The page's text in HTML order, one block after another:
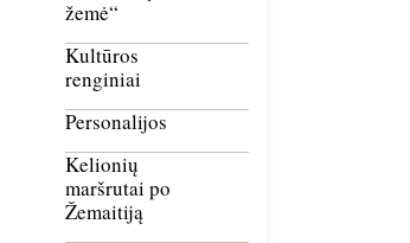
žemė“
Kultūros
renginiai
Personalijos
Kelionių
maršrutai po
Žemaitiją